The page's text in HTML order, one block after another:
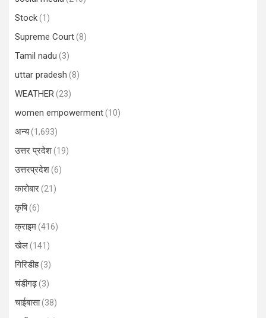
Stock(1)
Supreme Court(8)
Tamil nadu (3)
uttar pradesh (8)
WEATHER(23)
women empowerment(10)
अन्य(1,693)
उत्तर प्रदेश(19)
उत्तरप्रदेश(6)
कारोबार(21)
कृषि(6)
क्राइम(416)
खेल(141)
गिरिडीह(3)
चंडीगढ़(3)
चाईबासा(38)